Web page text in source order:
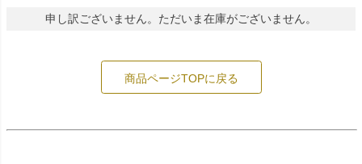
申し訳ございません。ただいま在庫がございません。
商品ページTOPに戻る